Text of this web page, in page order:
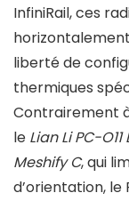
InfiniRail, ces
liberté de
thermiques
Contrairement
le Lian Li PC-
Meshify C, qui
d’orientation, le